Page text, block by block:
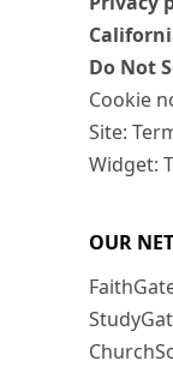
Do Not
Cookie
Site:
Widget:
OUR